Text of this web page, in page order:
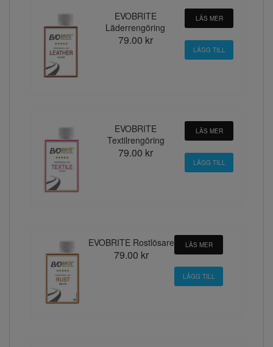
EVOBRITE
Läderrengöring
79.00 kr
LÄS MER
EVOBRITE
Textilrengöring
79.00 kr
LÄS MER
EVOBRITE Rostlösare
79.00 kr
LÄS MER